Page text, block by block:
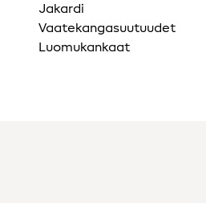
Jakardi
Vaatekangasuutuudet
Luomukankaat